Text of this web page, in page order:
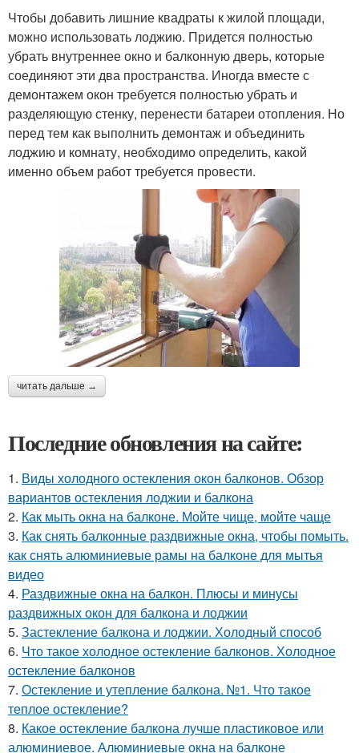
Чтобы добавить лишние квадраты к жилой площади,
можно использовать лоджию. Придется полностью
убрать внутреннее окно и балконную дверь, которые
соединяют эти два пространства. Иногда вместе с
демонтажем окон требуется полностью убрать и
разделяющую стенку, перенести батареи отопления. Но
перед тем как выполнить демонтаж и объединить
лоджию и комнату, необходимо определить, какой
именно объем работ требуется провести.
читать дальше →
Последние обновления на сайте:
1. Виды холодного остекления окон балконов. Обзор
вариантов остекления лоджии и балкона
2. Как мыть окна на балконе. Мойте чище, мойте чаще
3. Как снять балконные раздвижные окна, чтобы помыть.
как снять алюминиевые рамы на балконе для мытья
видео
4. Раздвижные окна на балкон. Плюсы и минусы
раздвижных окон для балкона и лоджии
5. Застекление балкона и лоджии. Холодный способ
6. Что такое холодное остекление балконов. Холодное
остекление балконов
7. Остекление и утепление балкона. №1. Что такое
теплое остекление?
8. Какое остекление балкона лучше пластиковое или
алюминиевое. Алюминиевые окна на балконе